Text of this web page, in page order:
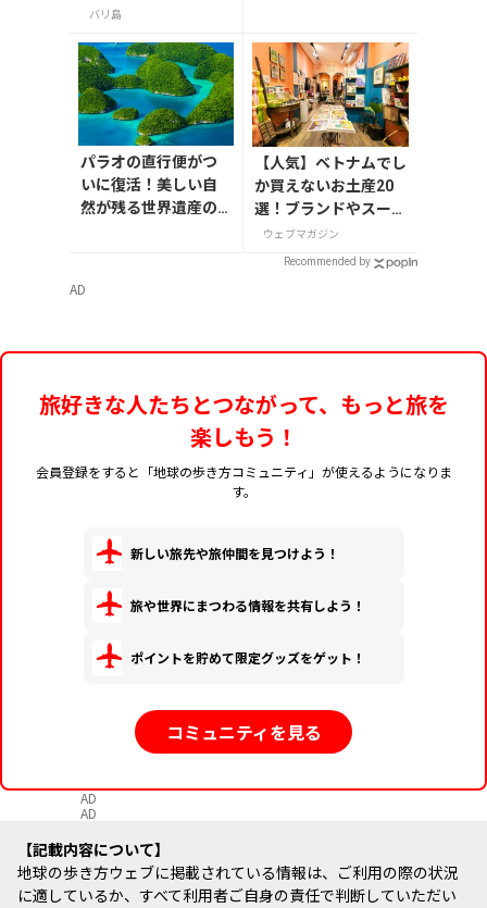
のおすすめ20選
バリ島
パラオの直行便がつ
いに復活！美しい自
然が残る世界遺産の
【人気】ベトナムでし
か買えないお土産20
選！ブランドやスーパ
ーのお菓子や雑貨まで
ウェブマガジン
Recommended by
AD
旅好きな人たちとつながって、もっと旅を
楽しもう！
会員登録をすると「地球の歩き方コミュニティ」が使えるようになりま
す。
新しい旅先や旅仲間を見つけよう！
旅や世界にまつわる情報を共有しよう！
ポイントを貯めて限定グッズをゲット！
コミュニティを見る
AD
AD
記載内容について
地球の歩き方ウェブに掲載されている情報は、ご利用の際の状況
に適しているか、すべて利用者ご自身の責任で判断していただい